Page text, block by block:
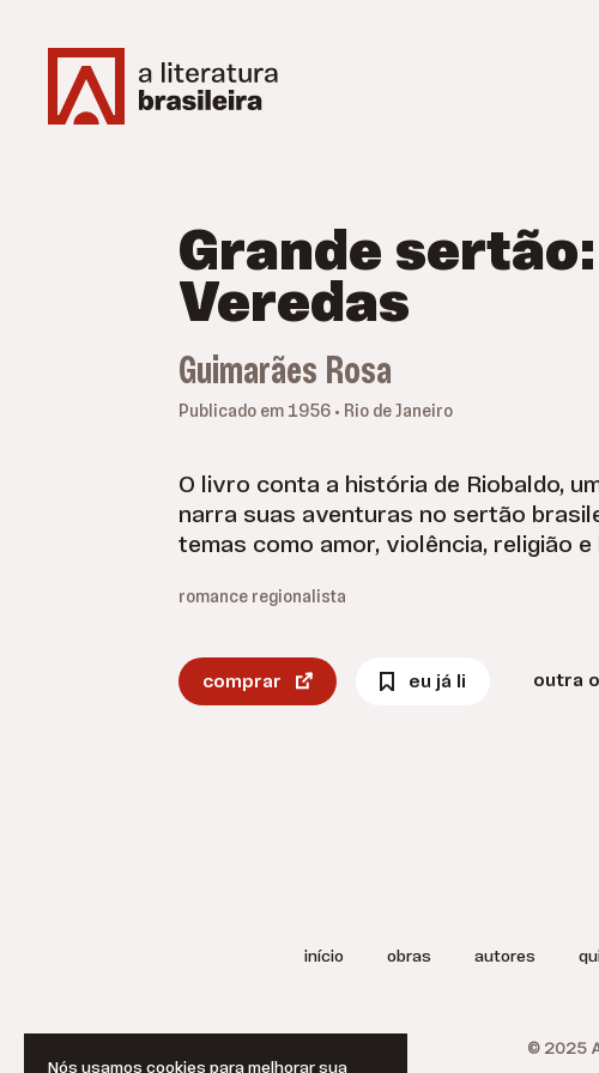
Grande sertão:
Veredas
Guimarães Rosa
Publicado em 1956 • Rio de Janeiro
O livro conta a história de Riobaldo,
narra suas aventuras no sertão
temas como amor, violência, religião e
romance regionalista
comprar eu já li outra
início obras autores
© 2025
Nós usamos cookies para melhorar sua